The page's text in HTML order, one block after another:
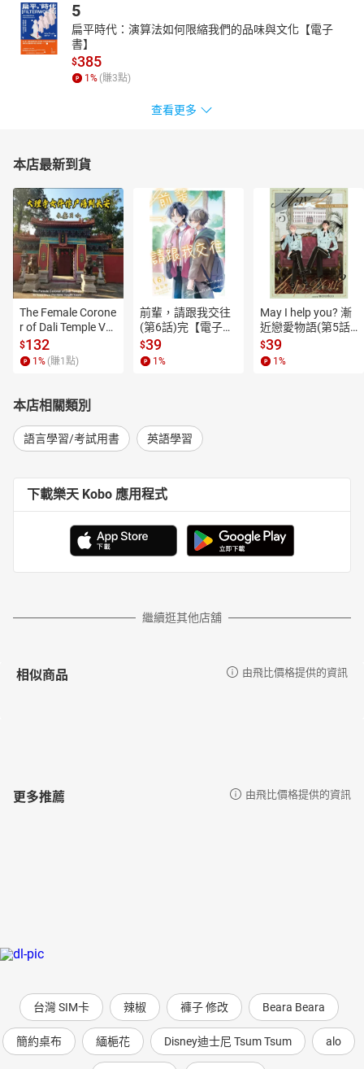
【學歷】
密西根州立大學 TESOL
China南開EMBA畢業（企管博班）
NYU翻譯研究所
91~105補教中心考場解題教師
中興英語社團顧問
美商鄧白氏顧問
希爾頓飯店口語訓練教師
P&G內訓教師
新竹文化局教師
全國總工會特約教師
台北市政府內部特約教師
中華民國城市小姐選美協會口譯顧問
三軍軍醫衛材翻譯顧問
【最新著作】
《100%滿分命中奇蹟：7000英文單字╳文法＋句型＋片語》
5
扁平時代：演算法如何限縮我們的品味與文化【電子
書】
$385
1 % (賺3點)
查看更多
本店最新到貨
The Female Corone
r of Dali Temple Vo
l.6【有聲書】
$132
1 % (賺1 點)
前輩，請跟我交往
(第6話)完【電子
書】
$39
1 %
May I help you? 漸
近戀愛物語(第5話)
【電子書】
$39
1 %
本店相關類別
語言學習/考試用書 英語學習
下載樂天 Kobo 應用程式
繼續逛其他店舖
相似商品 由飛比價格提供的資訊
更多推薦 由飛比價格提供的資訊
台灣 SIM卡 辣椒 褲子 修改 Beara Beara
簡約桌布 緬梔花 Disney迪士尼 Tsum Tsum alo